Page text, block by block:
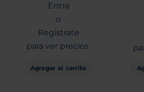
Entra
o
Regístrate
para ver precios.
Agregar al carrito